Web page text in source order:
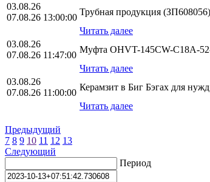
03.08.26
07.08.26 13:00:00
Трубная продукция (ЗП608056)
Читать далее
03.08.26
07.08.26 11:47:00
Муфта OHVT-145CW-C18A-
Читать далее
03.08.26
07.08.26 11:00:00
Керамзит в Биг Бэгах для
Читать далее
Предыдущий
7 8 9 10 11 12 13
Следующий
Период